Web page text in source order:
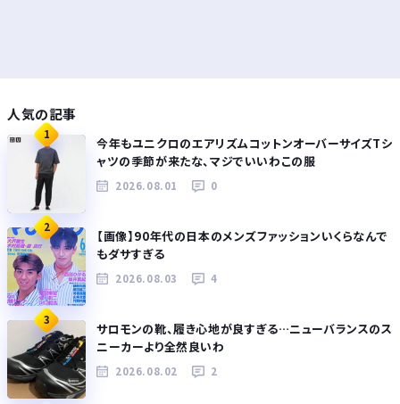
人気の記事
1
今年もユニクロのエアリズムコットンオーバーサイズTシ
ャツの季節が来たな、マジでいいわこの服
2026.08.01 0
2
【画像】90年代の日本のメンズファッションいくらなんで
もダサすぎる
2026.08.03 4
3
サロモンの靴、履き心地が良すぎる…ニューバランスのス
ニーカーより全然良いわ
2026.08.02 2